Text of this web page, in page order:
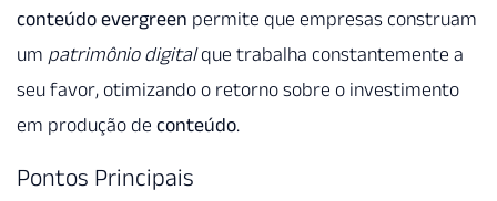
conteúdo evergreen permite que empresas construam
um patrimônio digitalque trabalha constantemente a
seu favor, otimizando o retorno sobre o investimento
em produção de conteúdo.
Pontos Principais